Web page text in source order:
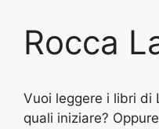
Rocca
Vuoi leggere i libri di
quali iniziare?